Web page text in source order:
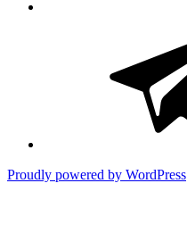
Proudly powered by WordPress